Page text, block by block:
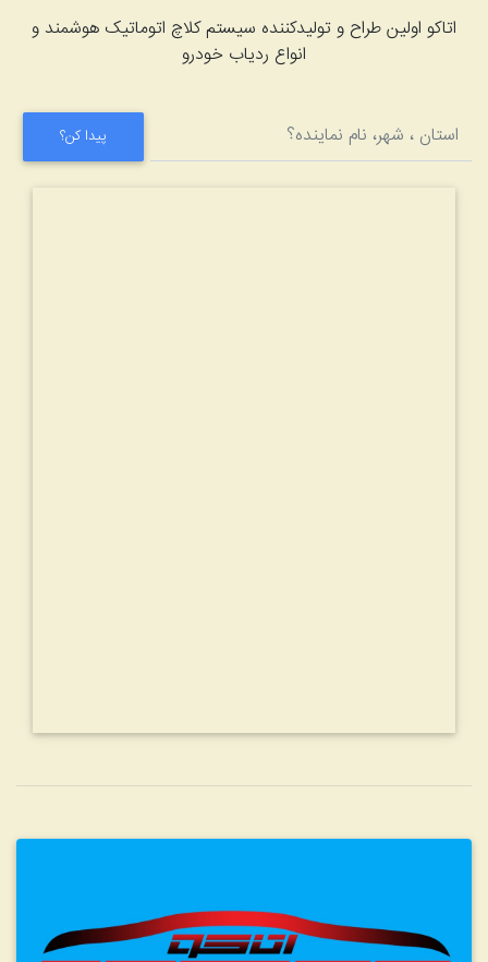
اولین طراح و تولیدکننده سیستم کلاچ اتوماتیک هوشمند و
انواع ردیاب خودرو